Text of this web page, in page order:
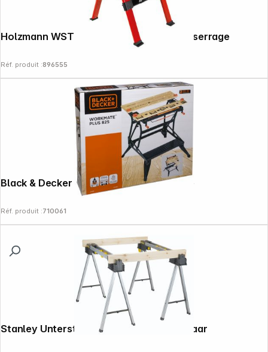
Holzmann WST100SOLID Etabli table de serrage
Réf. produit :896555
Black & Decker WM825 Table de serrage
Réf. produit :710061
Stanley Unterstellbock FatMax Metall Paar